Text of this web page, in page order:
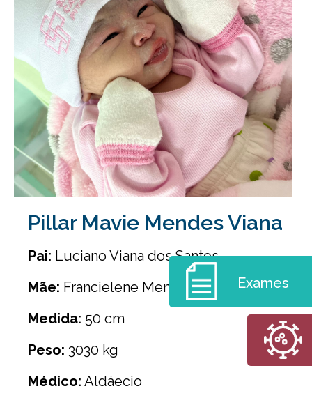
Pillar Mavie Mendes Viana
Pai: Luciano Viana dos Santos
Mãe: Francielene Mendes de Oliveira
Medida: 50 cm
Peso: 3030 kg
Médico: Aldáecio
Exames